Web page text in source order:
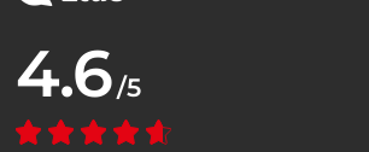
Note moyenne :
4.6 /5